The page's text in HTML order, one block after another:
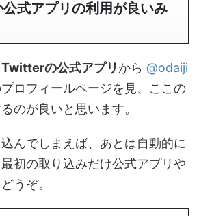
式アプリの利用が良いみ
Twitterの公式アプリ から @odaiji
ロフィールページを見、ここの
のが良いと思います。
んでしまえば、あとは自動的に
初の取り込みだけ公式アプリや
うぞ。